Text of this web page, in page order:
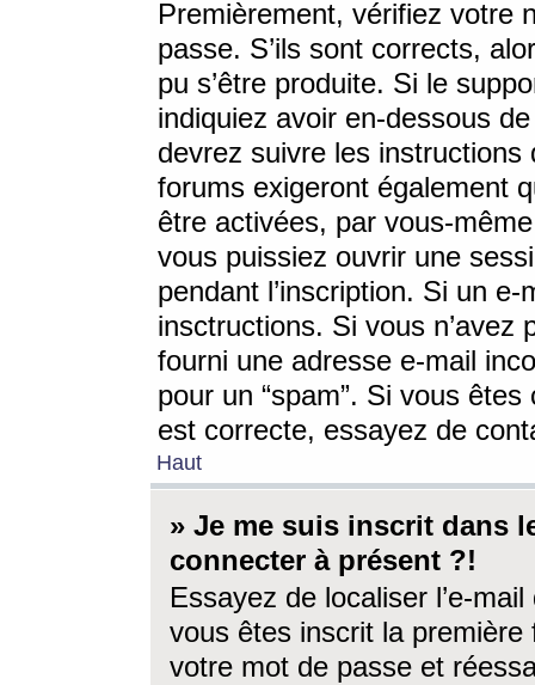
Premièrement, vérifiez votre
passe. S’ils sont corrects,
pu s’être produite. Si le
indiquiez avoir en-dessous
devrez suivre les
forums exigeront également
être activées, par vous-
vous puissiez ouvrir une
pendant l’inscription. Si un
insctructions. Si vous n’avez
fourni une adresse e-mail
pour un “spam”. Si vous
est correcte, essayez de
Haut
» Je me suis inscrit dans
connecter à présent ?!
Essayez de localiser l’e-
vous êtes inscrit la première
votre mot de passe et